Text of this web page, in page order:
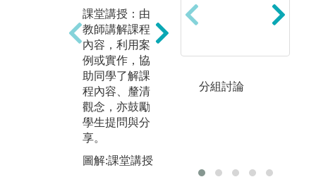
課堂講授：由
教師講解課程
內容，利用案
例或實作，協
助同學了解課
程內容、釐清
觀念，亦鼓勵
學生提問與分
享。
圖解:課堂講授
團隊學習：經
由分組合作與
同進行知識分
作、解決問
分組討論